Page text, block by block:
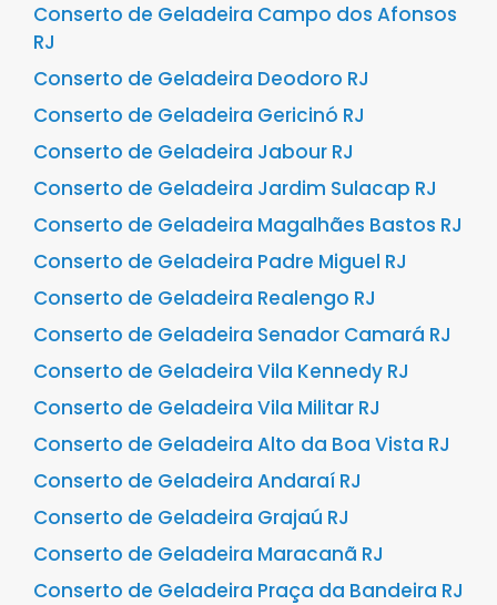
Conserto de Geladeira Campo dos Afonsos
RJ
Conserto de Geladeira Deodoro RJ
Conserto de Geladeira Gericinó RJ
Conserto de Geladeira Jabour RJ
Conserto de Geladeira Jardim Sulacap RJ
Conserto de Geladeira Magalhães Bastos RJ
Conserto de Geladeira Padre Miguel RJ
Conserto de Geladeira Realengo RJ
Conserto de Geladeira Senador Camará RJ
Conserto de Geladeira Vila Kennedy RJ
Conserto de Geladeira Vila Militar RJ
Conserto de Geladeira Alto da Boa Vista RJ
Conserto de Geladeira Andaraí RJ
Conserto de Geladeira Grajaú RJ
Conserto de Geladeira Maracanã RJ
Conserto de Geladeira Praça da Bandeira RJ